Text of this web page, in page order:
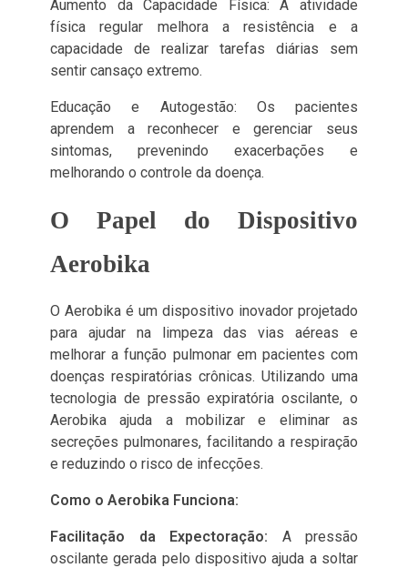
Aumento da Capacidade Física: A atividade
física regular melhora a resistência e a
capacidade de realizar tarefas diárias sem
sentir cansaço extremo.
Educação e Autogestão: Os pacientes
aprendem a reconhecer e gerenciar seus
sintomas, prevenindo exacerbações e
melhorando o controle da doença.
O Papel do Dispositivo
Aerobika
O Aerobika é um dispositivo inovador projetado
para ajudar na limpeza das vias aéreas e
melhorar a função pulmonar em pacientes com
doenças respiratórias crônicas. Utilizando uma
tecnologia de pressão expiratória oscilante, o
Aerobika ajuda a mobilizar e eliminar as
secreções pulmonares, facilitando a respiração
e reduzindo o risco de infecções.
Como o Aerobika Funciona:
Facilitação da Expectoração: A pressão
oscilante gerada pelo dispositivo ajuda a soltar